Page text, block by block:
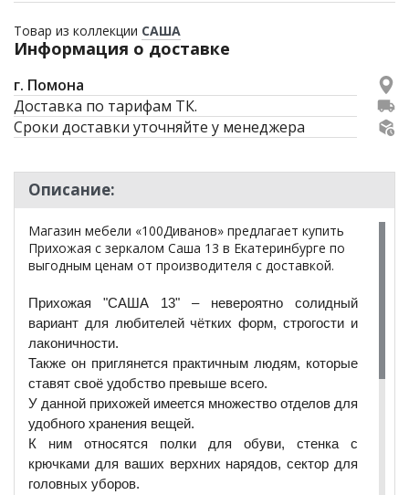
Товар из коллекции САША
Информация о доставке
г. Помона
Доставка по тарифам ТК.
Сроки доставки уточняйте у менеджера
Описание:
Магазин мебели «100Диванов» предлагает купить
Прихожая с зеркалом Саша 13 в Екатеринбурге по
выгодным ценам от производителя с доставкой.
Прихожая "САША 13" – невероятно солидный
вариант для любителей чётких форм, строгости и
лаконичности.
Также он приглянется практичным людям, которые
ставят своё удобство превыше всего.
У данной прихожей имеется множество отделов для
удобного хранения вещей.
К ним относятся полки для обуви, стенка с
крючками для ваших верхних нарядов, сектор для
головных уборов.